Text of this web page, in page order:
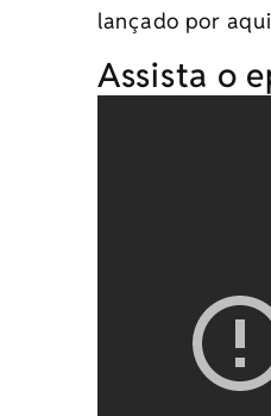
lançado por
Assista o